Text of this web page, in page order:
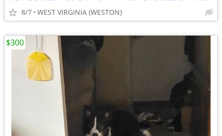
8/7 WEST VIRGINIA (WESTON)
$300